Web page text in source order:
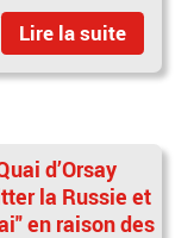
Lire la suite
d’Orsay
la Russie et
en raison des